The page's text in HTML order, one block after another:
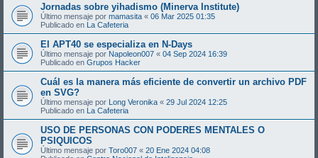
Jornadas sobre yihadismo (Minerva Institute)
Último mensaje por mamasita « 06 Mar 2025 01:35
Publicado en La Cafeteria
El APT40 se especializa en N-Days
Último mensaje por Napoleon007 « 04 Sep 2024 16:39
Publicado en Grupos Hacker
Cuál es la manera más eficiente de convertir un archivo PDF
en SVG?
Último mensaje por Long Veronika « 29 Jul 2024 12:25
Publicado en La Cafeteria
USO DE PERSONAS CON PODERES MENTALES O
PSIQUICOS
Último mensaje por Toro007 « 20 Ene 2024 04:08